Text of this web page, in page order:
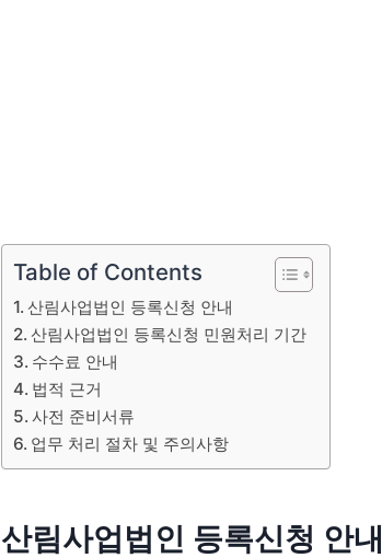
Table of Contents
산림사업법인 등록신청 안내
산림사업법인 등록신청 민원처리 기간
수수료 안내
법적 근거
사전 준비서류
업무 처리 절차 및 주의사항
산림사업법인 등록신청 안내